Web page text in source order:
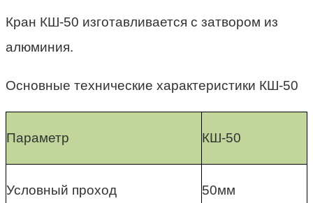
Кран КШ-50 изготавливается с затвором из
алюминия.
Основные технические характеристики КШ-50
Параметр КШ-50
Условный проход 50мм